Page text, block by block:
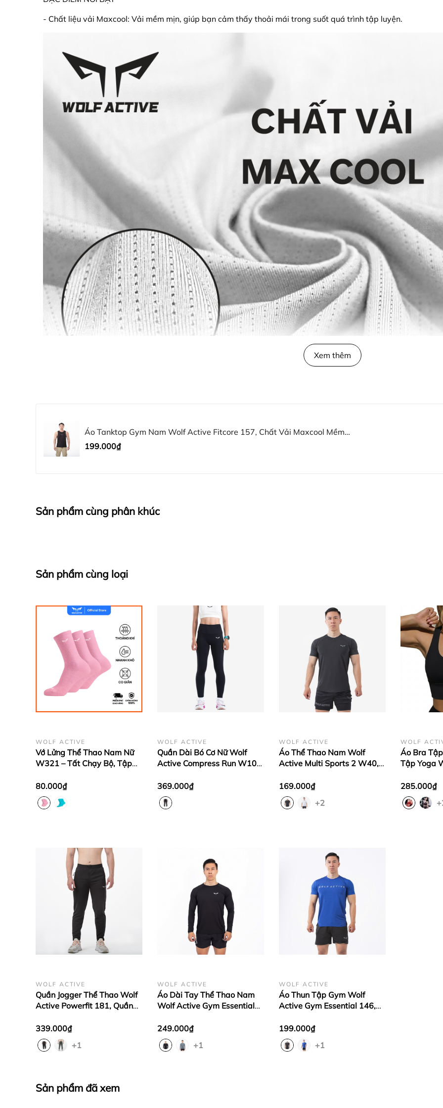
- Chất liệu vải Maxcool: Vải mềm mịn, giúp bạn cảm thấy thoải mái trong suốt quá trình tập luyện.
- Co giãn 4 chiều: Thiết kế này cho phép áo ôm sát cơ thể nhưng vẫn mang lại sự linh hoạt trong từng động
Xem thêm
Áo Tanktop Gym Nam Wolf Active Fitcore 157, Chất Vải Maxcool Mềm
Mịn, Thoáng Khí, Co Giãn 4 Chiều
199.000₫
Sản phẩm cùng phân khúc
Sản phẩm cùng loại
WOLF ACTIVE
Vớ Lửng Thể Thao Nam Nữ
W321 – Tất Chạy Bộ, Tập
Êm Ái, Chống Trượt
80.000₫
WOLF ACTIVE
Quần Dài Bó Cơ Nữ Wolf
Active Compress Run W103,
Co Giãn Thoải Mái
369.000₫
WOLF ACTIVE
Áo Thể Thao Nam Wolf
Active Multi Sports 2 W40,
Mồ Hồi, Mát Mẻ, Tôn Dáng
169.000₫
+2
WOLF
Áo Bra
Tập Yoga
Lên Form
285.000₫
WOLF ACTIVE
Quần Jogger Thể Thao Wolf
Active Powerfit 181, Quần
4 Chiều
339.000₫
+1
WOLF ACTIVE
Áo Dài Tay Thể Thao Nam
Wolf Active Gym Essential
Mịn,Thoáng Khí, Co Giãn 4
Chiều
249.000₫
+1
WOLF ACTIVE
Áo Thun Tập Gym Wolf
Active Gym Essential 146,
Thoáng Khí, Mát Mẻ
199.000₫
+1
Sản phẩm đã xem